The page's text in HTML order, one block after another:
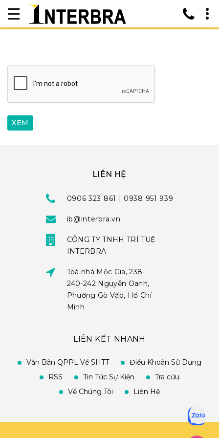
LIÊN HỆ
0906 323 861 | 0938 951 939
ib@interbra.vn
CÔNG TY TNHH TRÍ TUỆ
INTERBRA
Toà nhà Mộc Gia, 238-
240-242 Nguyễn Oanh,
Phường Gò Vấp, Hồ Chí
Minh
LIÊN KẾT NHANH
Văn Bản QPPL Về SHTT
Điều Khoản Sử Dụng
RSS
Tin Tức Sự Kiện
Tra cứu
Về Chúng Tôi
Liên Hệ